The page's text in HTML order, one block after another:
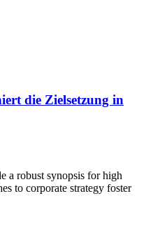
die Zielsetzung in
a robust synopsis for high
to corporate strategy foster